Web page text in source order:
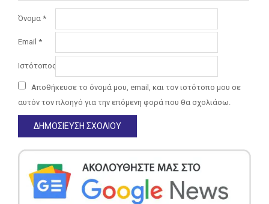
Όνομα *
Email *
Ιστότοπος
Αποθήκευσε το όνομά μου, email, και τον ιστότοπο μου σε
αυτόν τον πλοηγό για την επόμενη φορά που θα σχολιάσω.